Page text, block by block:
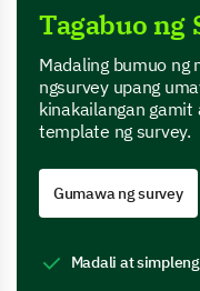
Tagabuo ng
Madaling bumuo ng
ngsurvey upang
kinakailangan gamit
template ng survey.
Gumawa ng survey
Madali at